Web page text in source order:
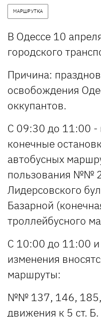
МАРШРУТКА
В Одессе 10
городского
Причина:
освобождения
оккупантов.
С 09:30 до 11:00 -
конечные
автобусных
пользования №№
Лидерсовского
Базарной
троллейбусного
С 10:00 до 11:00
изменения
маршруты:
№№ 137, 146, 185,
движения к 5 ст.